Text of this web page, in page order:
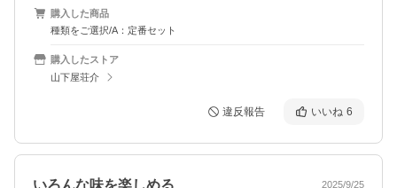
購入した商品
種類をご選択/A：定番セット
購入したストア
山下屋荘介
違反報告 いいね 6
いろんな味を楽しめる 2025/9/25